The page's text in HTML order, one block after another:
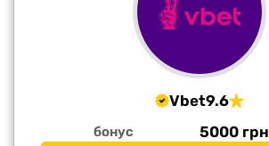
Vbet9.6
бонус 5000 грн